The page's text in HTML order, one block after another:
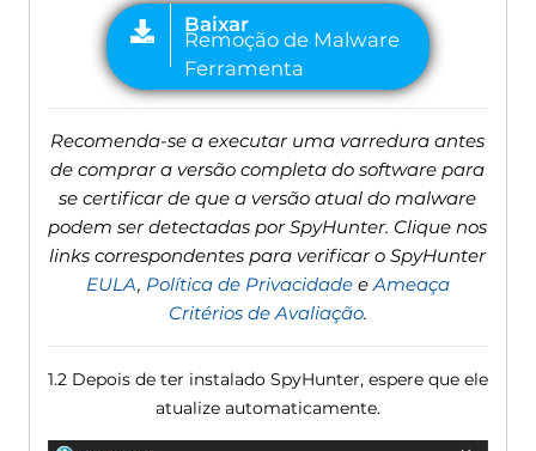
Recomenda-se a executar uma varredura antes
de comprar a versão completa do software para
se certificar de que a versão atual do malware
podem ser detectadas por SpyHunter. Clique nos
links correspondentes para verificar o SpyHunter
EULA, Política de Privacidadee Ameaça
Critérios de Avaliação.
1.2 Depois de ter instalado SpyHunter, espere que ele
atualize automaticamente.